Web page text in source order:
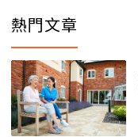
熱門文章